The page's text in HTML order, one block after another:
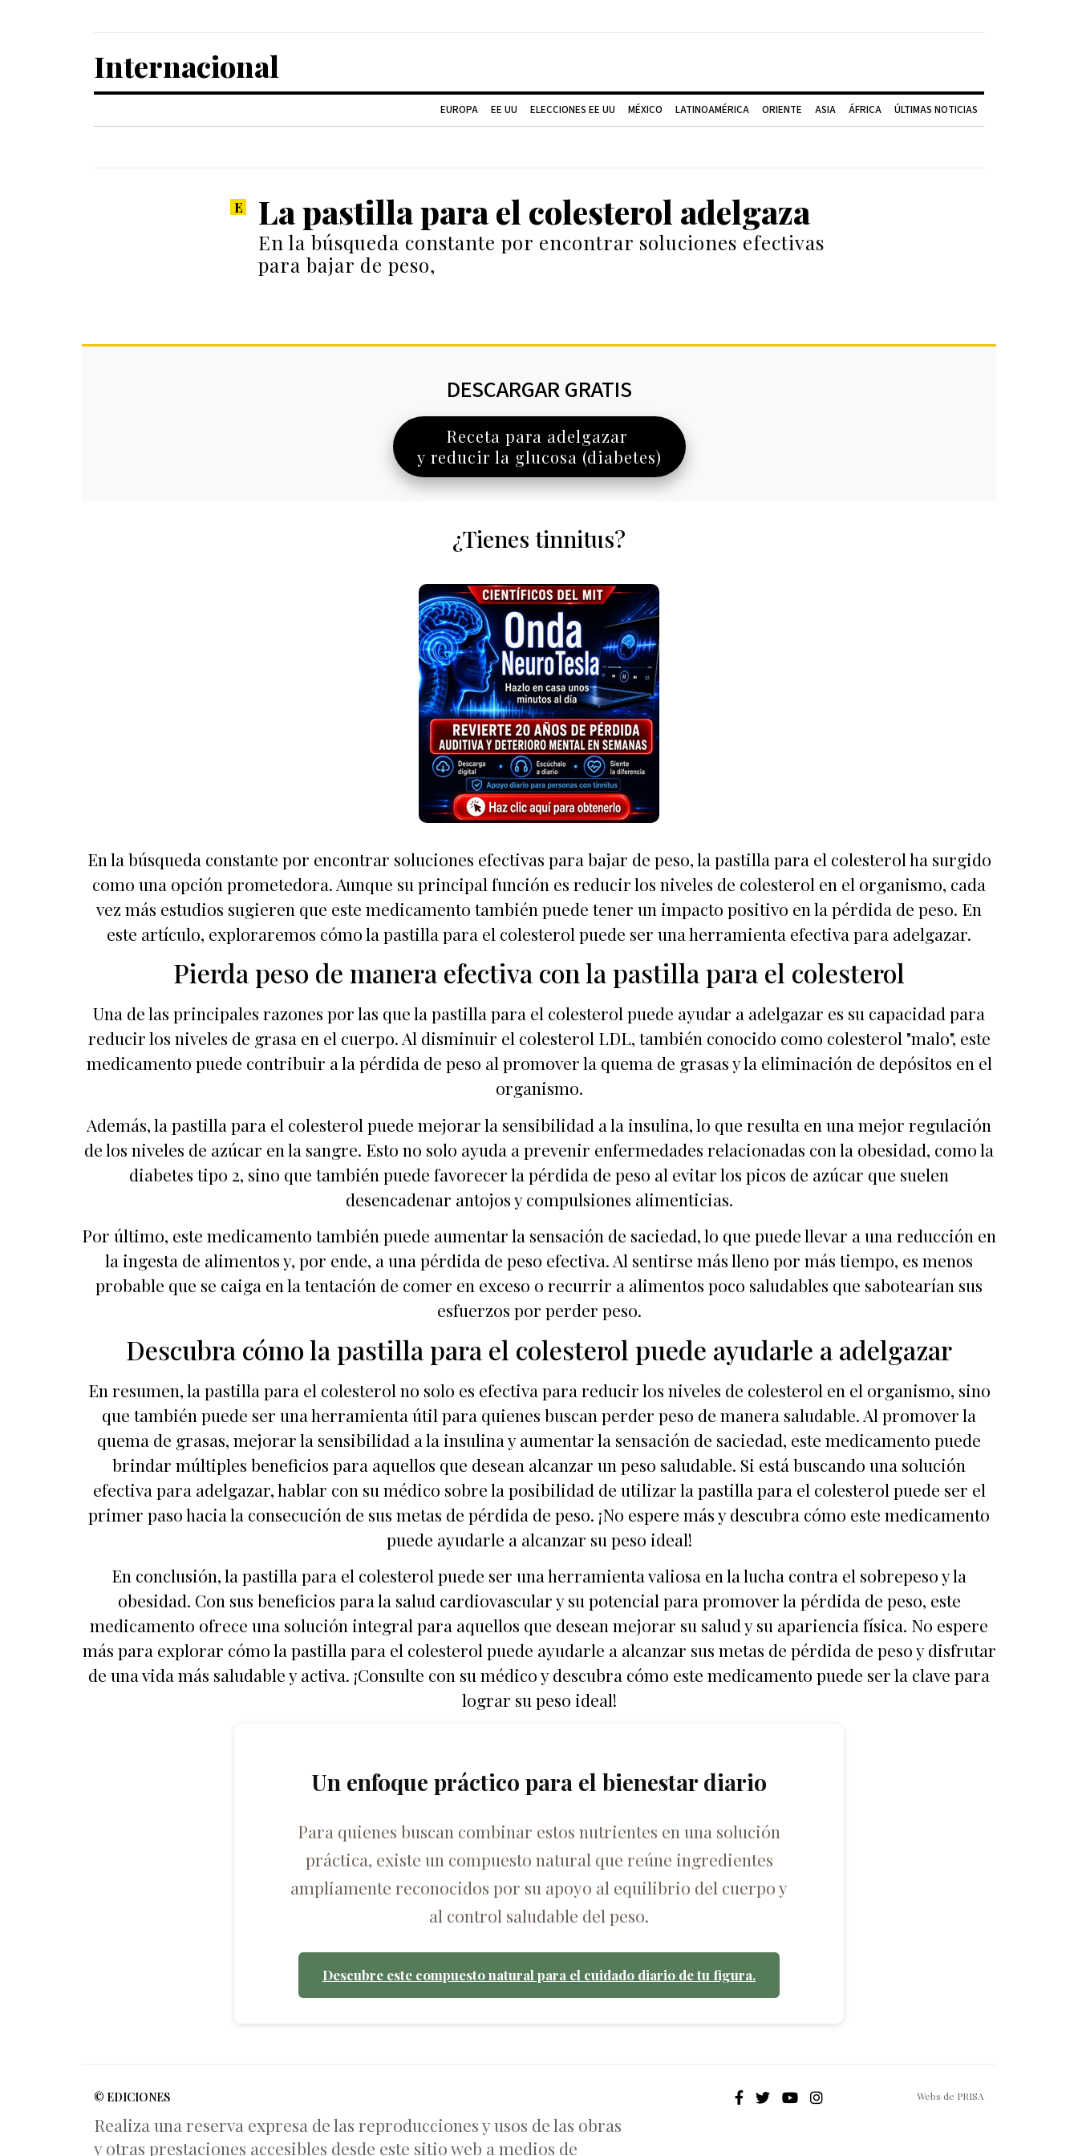
Internacional
EUROPA EE UU ELECCIONES EE UU MÉXICO LATINOAMÉRICA ORIENTE ASIA ÁFRICA ÚLTIMAS NOTICIAS
La pastilla para el colesterol adelgaza
En la búsqueda constante por encontrar soluciones efectivas
para bajar de peso,
DESCARGAR GRATIS
Receta para adelgazar
y reducir la glucosa (diabetes)
¿Tienes tinnitus?
En la búsqueda constante por encontrar soluciones efectivas para bajar de peso, la pastilla para el colesterol ha surgido
como una opción prometedora. Aunque su principal función es reducir los niveles de colesterol en el organismo, cada
vez más estudios sugieren que este medicamento también puede tener un impacto positivo en la pérdida de peso. En
este artículo, exploraremos cómo la pastilla para el colesterol puede ser una herramienta efectiva para adelgazar.
Pierda peso de manera efectiva con la pastilla para el colesterol
Una de las principales razones por las que la pastilla para el colesterol puede ayudar a adelgazar es su capacidad para
reducir los niveles de grasa en el cuerpo. Al disminuir el colesterol LDL, también conocido como colesterol "malo", este
medicamento puede contribuir a la pérdida de peso al promover la quema de grasas y la eliminación de depósitos en el
organismo.
Además, la pastilla para el colesterol puede mejorar la sensibilidad a la insulina, lo que resulta en una mejor regulación
de los niveles de azúcar en la sangre. Esto no solo ayuda a prevenir enfermedades relacionadas con la obesidad, como la
diabetes tipo 2, sino que también puede favorecer la pérdida de peso al evitar los picos de azúcar que suelen
desencadenar antojos y compulsiones alimenticias.
Por último, este medicamento también puede aumentar la sensación de saciedad, lo que puede llevar a una reducción en
la ingesta de alimentos y, por ende, a una pérdida de peso efectiva. Al sentirse más lleno por más tiempo, es menos
probable que se caiga en la tentación de comer en exceso o recurrir a alimentos poco saludables que sabotearían sus
esfuerzos por perder peso.
Descubra cómo la pastilla para el colesterol puede ayudarle a adelgazar
En resumen, la pastilla para el colesterol no solo es efectiva para reducir los niveles de colesterol en el organismo, sino
que también puede ser una herramienta útil para quienes buscan perder peso de manera saludable. Al promover la
quema de grasas, mejorar la sensibilidad a la insulina y aumentar la sensación de saciedad, este medicamento puede
brindar múltiples beneficios para aquellos que desean alcanzar un peso saludable. Si está buscando una solución
efectiva para adelgazar, hablar con su médico sobre la posibilidad de utilizar la pastilla para el colesterol puede ser el
primer paso hacia la consecución de sus metas de pérdida de peso. ¡No espere más y descubra cómo este medicamento
puede ayudarle a alcanzar su peso ideal!
En conclusión, la pastilla para el colesterol puede ser una herramienta valiosa en la lucha contra el sobrepeso y la
obesidad. Con sus beneficios para la salud cardiovascular y su potencial para promover la pérdida de peso, este
medicamento ofrece una solución integral para aquellos que desean mejorar su salud y su apariencia física. No espere
más para explorar cómo la pastilla para el colesterol puede ayudarle a alcanzar sus metas de pérdida de peso y disfrutar
de una vida más saludable y activa. ¡Consulte con su médico y descubra cómo este medicamento puede ser la clave para
lograr su peso ideal!
Un enfoque práctico para el bienestar diario
Para quienes buscan combinar estos nutrientes en una solución
práctica, existe un compuesto natural que reúne ingredientes
ampliamente reconocidos por su apoyo al equilibrio del cuerpo y
al control saludable del peso.
Descubre este compuesto natural para el cuidado diario de tu figura.
© EDICIONES
Realiza una reserva expresa de las reproducciones y usos de las obras
y otras prestaciones accesibles desde este sitio web a medios de
Webs de PRISA